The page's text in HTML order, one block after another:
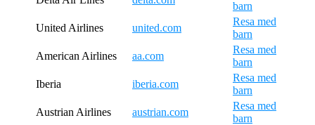
barn
United Airlines
united.com
Resa med
barn
American Airlines
aa.com
Resa med
barn
Iberia
iberia.com
Resa med
barn
Austrian Airlines
austrian.com
Resa med
barn